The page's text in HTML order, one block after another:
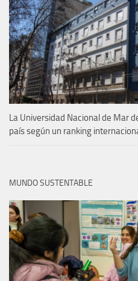
La Universidad Nacional de Mar
país según un ranking
MUNDO SUSTENTABLE